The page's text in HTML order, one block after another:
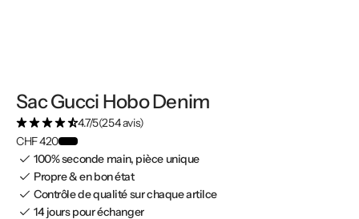
Sac Gucci Hobo Denim
4.7/5(254 avis)
CHF 420
100% seconde main, pièce unique
Propre & en bon état
Contrôle de qualité sur chaque artilce
14 jours pour échanger